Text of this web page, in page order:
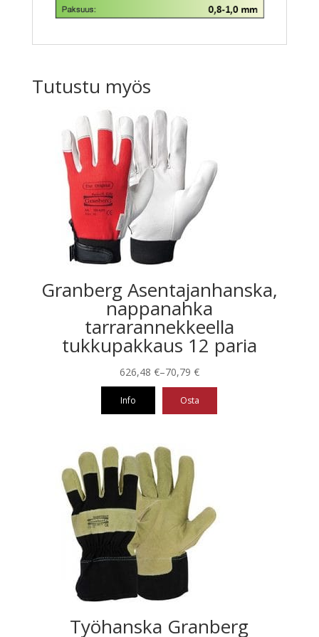
Tutustu myös
Granberg Asentajanhanska,
nappanahka
tarrarannekkeella
tukkupakkaus 12 paria
70,79 €
–
626,48 €Hintaluokka:
70,79 €
Info Osta
useampi
muunnelma.
Työhanska Granberg